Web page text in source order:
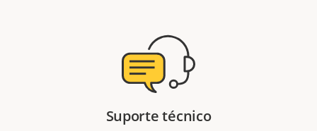
Suporte técnico